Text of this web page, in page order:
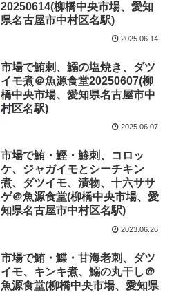
20250614(柳橋中央市場、愛知
県名古屋市中村区名駅)
2025.06.14
市場で鮪刺、鰯の塩焼き、ダツ
イモ煮＠魚源食堂20250607(柳
橋中央市場、愛知県名古屋市中
村区名駅)
2025.06.07
市場で鮪・鰹・鯵刺、コロッ
ケ、ジャガイモとシーチキン
煮、ダツイモ、漬物、十六ササ
ゲ＠魚源食堂(柳橋中央市場、愛
知県名古屋市中村区名駅)
2023.06.26
市場で鮪・鰈・甘海老刺、ダツ
イモ、キンキ煮、鰯の丸干し＠
魚源食堂(柳橋中央市場、愛知県